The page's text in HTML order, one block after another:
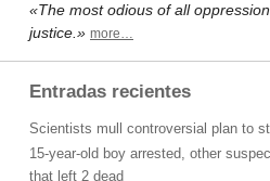
«The most odious of all
justice.» more…
Entradas recientes
Scientists mull controversial plan to
15-year-old boy arrested, other
that left 2 dead